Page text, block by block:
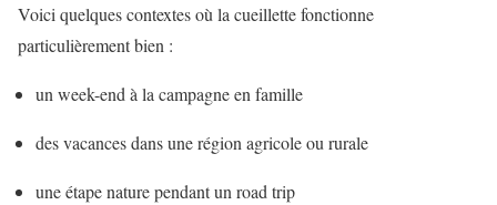
Voici quelques contextes où la cueillette fonctionne
particulièrement bien :
un week-end à la campagne en famille
des vacances dans une région agricole ou rurale
une étape nature pendant un road trip